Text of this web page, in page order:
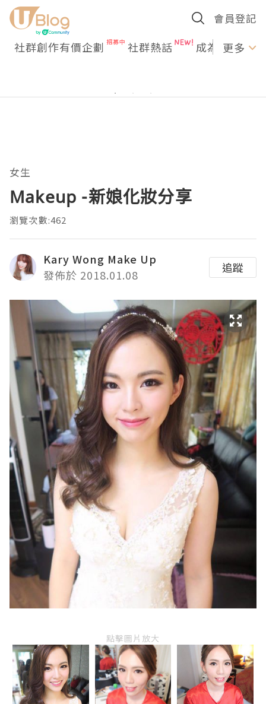
會員登記
社群創作有價企劃 社群熱話 成為U更多
女生
Makeup -新娘化妝分享
瀏覽次數:462
Kary Wong Make Up
發佈於 2018.01.08
追蹤
點擊圖片放大